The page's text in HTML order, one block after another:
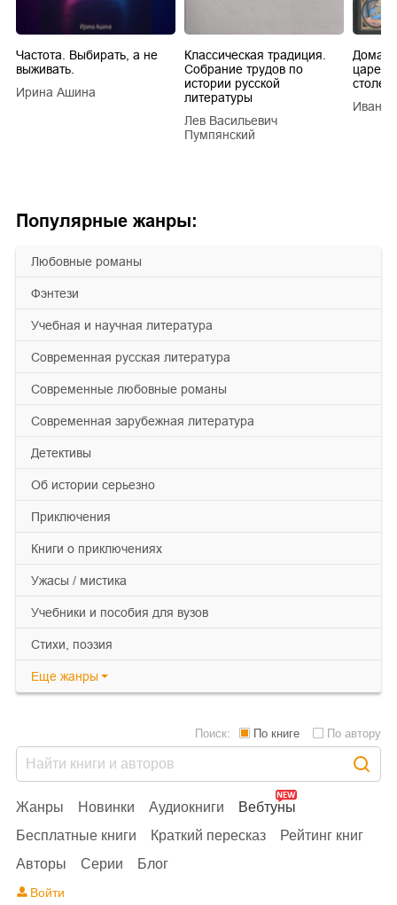
Популярные жанры:
любовные романы
фэнтези
учебная и научная литература
современная русская литература
современные любовные романы
современная зарубежная литература
детективы
об истории серьезно
приключения
книги о приключениях
ужасы / мистика
учебники и пособия для вузов
cтихи, поэзия
Еще жанры
Частота. Выбирать, а не
выживать.
Ирина Ашина
Классическая традиция.
Собрание трудов по
истории русской
литературы
Лев Васильевич
Пумпянский
царей
Иван
Жанры Новинки Аудиокниги
Вебтуны
Бесплатные книги
Краткий пересказ
Рейтинг книг
Авторы
Серии Блог
Поиск: По книге По автору
Войти